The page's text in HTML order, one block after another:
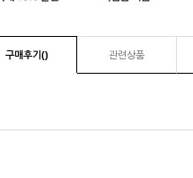
구매후기() 관련상품